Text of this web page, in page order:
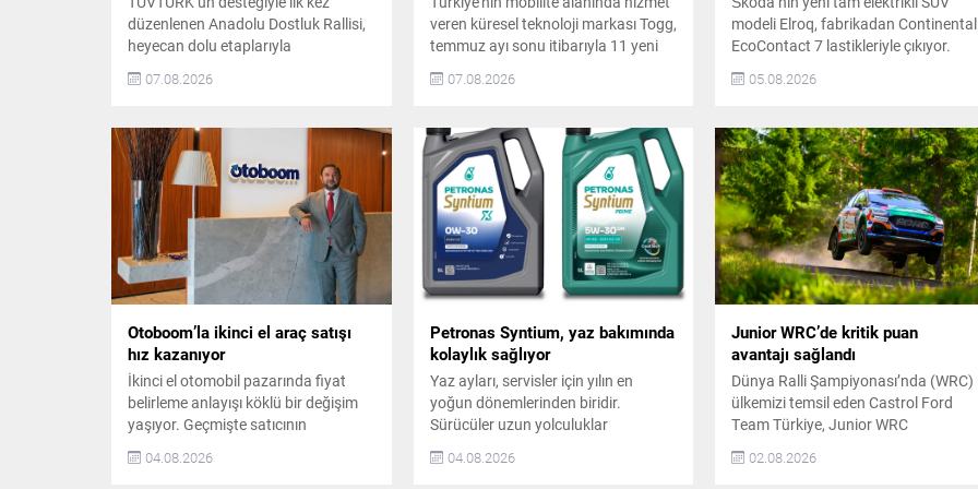
düzenlenen Anadolu Dostluk Rallisi,
heyecan dolu etaplarıyla
yolculuğunu sürdürüyor. Ege ve Batı
Anadolu etabını tamamlayan ralli,
ulaştı. Katılımcılar, yolculuk boyunca
kültürel keşifleri ve iyilik duraklarında
gerçekleştirilen sosyal fayda odaklı
etkinlikleri bir araya getirdi. Anadolu
Dostluk Rallisi’nin İlk Yarı Etabı
Tamamlandı TÜVTÜRK ve...
07.08.2026
veren küresel teknoloji markası Togg,
temmuz ayı sonu itibarıyla 11 yeni
servis noktası açarak toplam servis
sayısını 58‘e yükseltti. Marka, yıl
hedefliyor. Togg’un Servis Ağı Hızla
Genişliyor Togg, kullanıcılarına daha
yakın olma hedefiyle temas noktaları
ağını hızla büyütüyor. Yıl sonuna
kadar...
07.08.2026
modeli Elroq, fabrikadan Continental
EcoContact 7 lastikleriyle çıkıyor.
Golf topundan ilham alan
Aerodimple teknolojisiyle geliştirilen
direnci ve optimize edilen
aerodinamik yapısıyla enerji
tüketimini azaltarak elektrikli
araçlarda verimliliği artırıyor.
Continental EcoContact 7 Lastikleri
Elroq’ta Continental, Volkswagen
Grubu markalarından Škoda’nın yeni
tam elektrikli...
05.08.2026
Otoboom’la ikinci el araç satışı
hız kazanıyor
İkinci el otomobil pazarında fiyat
belirleme anlayışı köklü bir değişim
yaşıyor. Geçmişte satıcının
bölgesel gözlemlerle şekillenen
04.08.2026
Petronas Syntium, yaz bakımında
kolaylık sağlıyor
Yaz ayları, servisler için yılın en
yoğun dönemlerinden biridir.
Sürücüler uzun yolculuklar
Yüksek sıcaklıklar ve sık görülen
04.08.2026
Junior WRC’de kritik puan
avantajı sağlandı
Dünya Ralli Şampiyonası’nda (WRC)
ülkemizi temsil eden Castrol Ford
Team Türkiye, Junior WRC
Finlandiya Rallisi’ni beşinci sırada
02.08.2026